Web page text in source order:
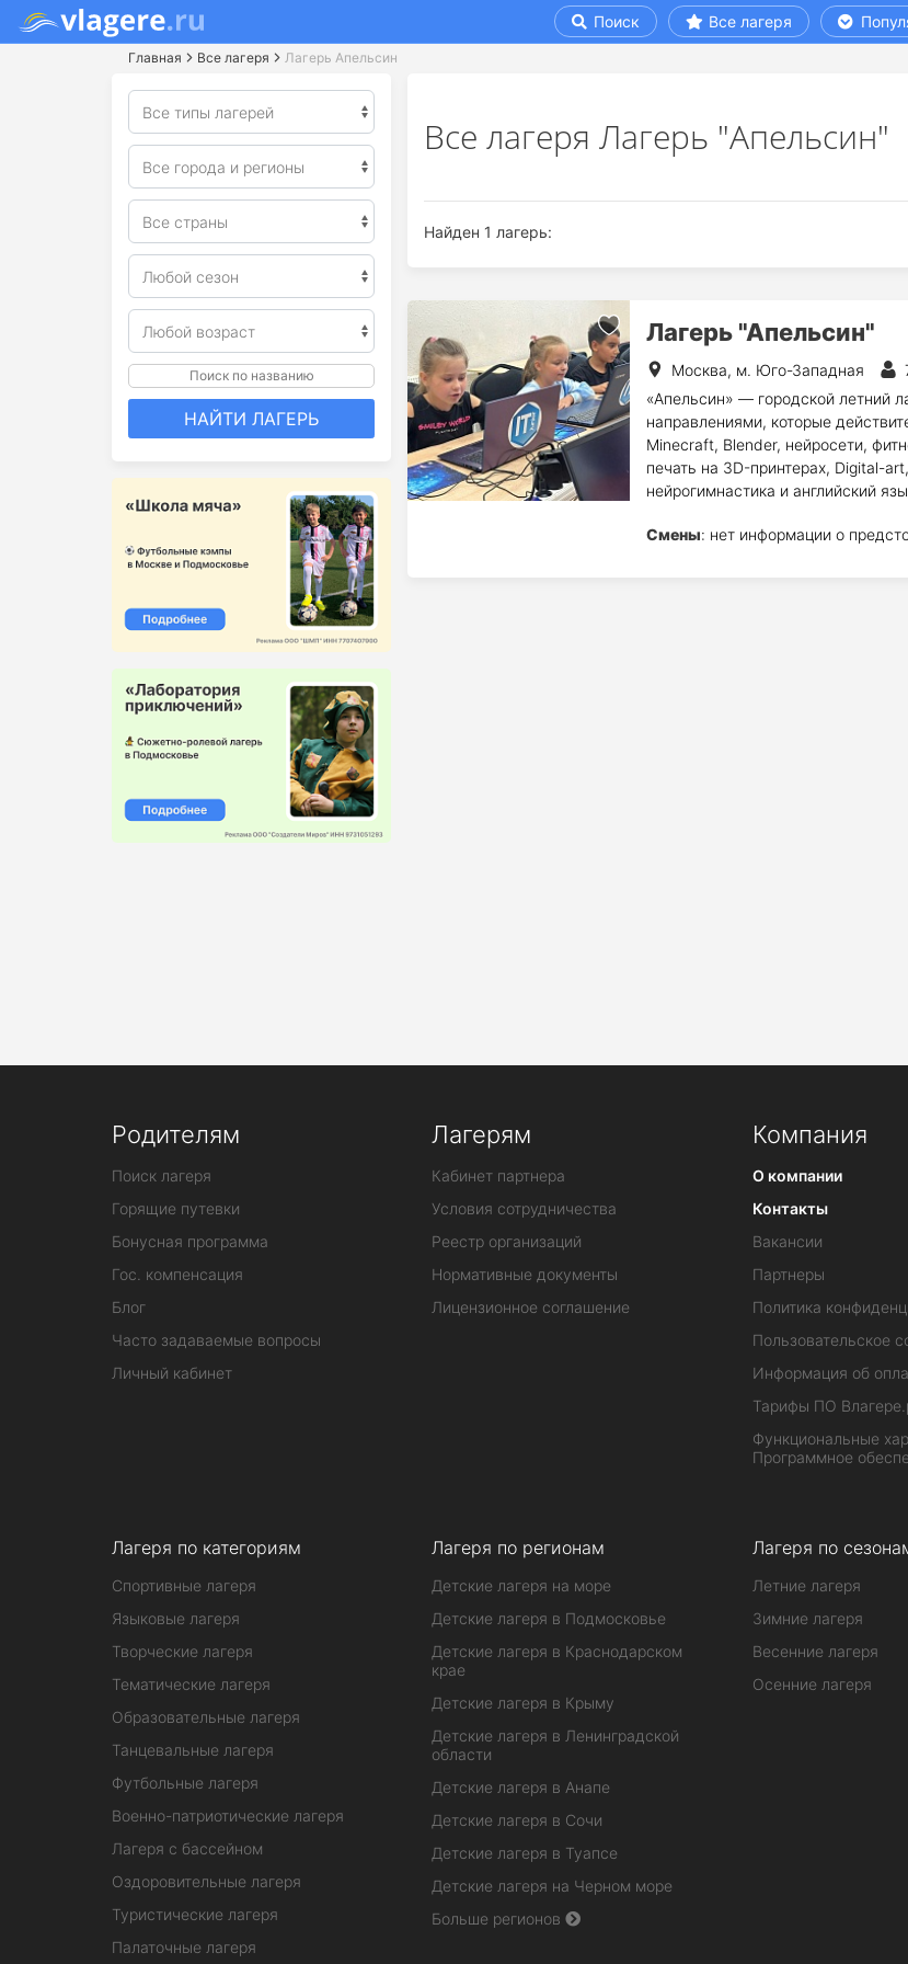
Поиск Все лагеря
Главная Все лагеря Лагерь Апельсин
Поиск по названию
НАЙТИ ЛАГЕРЬ
Все лагеря Лагерь "Апельсин"
Найден 1 лагерь:
Лагерь "Апельсин"
Москва, м. Юго-Западная
«Апельсин» — городской летний
направлениями, которые
Minecraft, Blender, нейросети,
печать на 3D-принтерах, Digital-
нейрогимнастика и английский
Смены: нет информации о
Родителям
Поиск лагеря
Горящие путевки
Бонусная программа
Гос. компенсация
Блог
Часто задаваемые вопросы
Личный кабинет
Лагерям
Кабинет партнера
Условия сотрудничества
Реестр организаций
Нормативные документы
Лицензионное соглашение
Компания
О компании
Контакты
Вакансии
Партнеры
Политика
Пользовательское
Информация об
Тарифы ПО
Функциональные
Программное
Лагеря по категориям
Спортивные лагеря
Языковые лагеря
Творческие лагеря
Тематические лагеря
Образовательные лагеря
Танцевальные лагеря
Футбольные лагеря
Военно-патриотические лагеря
Лагеря с бассейном
Оздоровительные лагеря
Туристические лагеря
Палаточные лагеря
Лагеря по регионам
Детские лагеря на море
Детские лагеря в Подмосковье
Детские лагеря в Краснодарском
крае
Детские лагеря в Крыму
Детские лагеря в Ленинградской
области
Детские лагеря в Анапе
Детские лагеря в Сочи
Детские лагеря в Туапсе
Детские лагеря на Черном море
Больше регионов
Лагеря по
Летние лагеря
Зимние лагеря
Весенние лагеря
Осенние лагеря